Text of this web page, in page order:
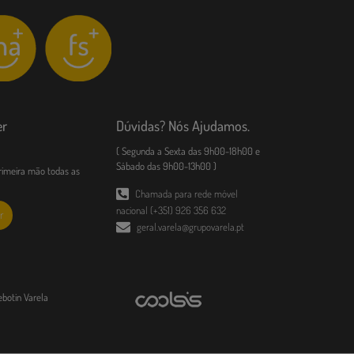
mão todas as
Dúvidas? Nós Ajudamos.
( Segunda a Sexta das 9h00-18h00 e
Sábado das 9h00-13h00 )
Chamada para rede móvel
nacional (+351) 926 356 632
geral.varela@grupovarela.pt
Varela